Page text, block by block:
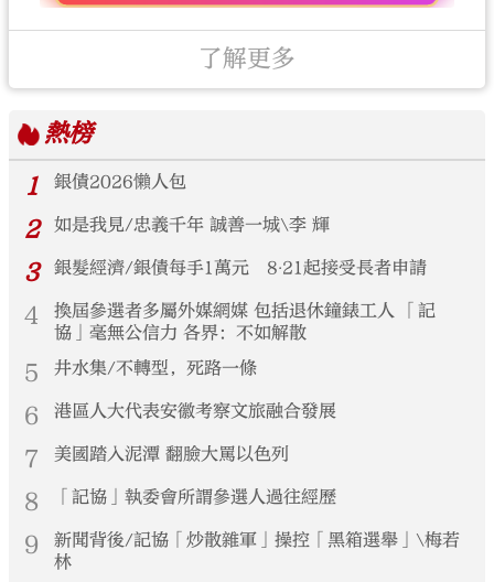
了解更多
熱榜
1
銀債2026懶人包
2 如是我見/忠義千年 誠善一城\李 輝
3 銀髮經濟/銀債每手1萬元 8‧21起接受長者申請
4
換屆參選者多屬外媒網媒 包括退休鐘錶工人 「記
協」毫無公信力 各界：不如解散
5 井水集/不轉型，死路一條
6 港區人大代表安徽考察文旅融合發展
7 美國踏入泥潭 翻臉大罵以色列
8 「記協」執委會所謂參選人過往經歷
9
新聞背後/記協「炒散雜軍」操控「黑箱選舉」\梅若
林